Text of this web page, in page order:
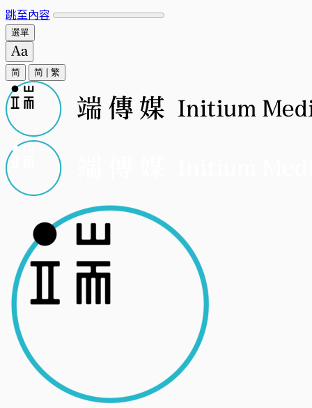
跳至內容
選單
简 简 繁